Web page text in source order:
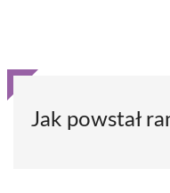
Jak powstał